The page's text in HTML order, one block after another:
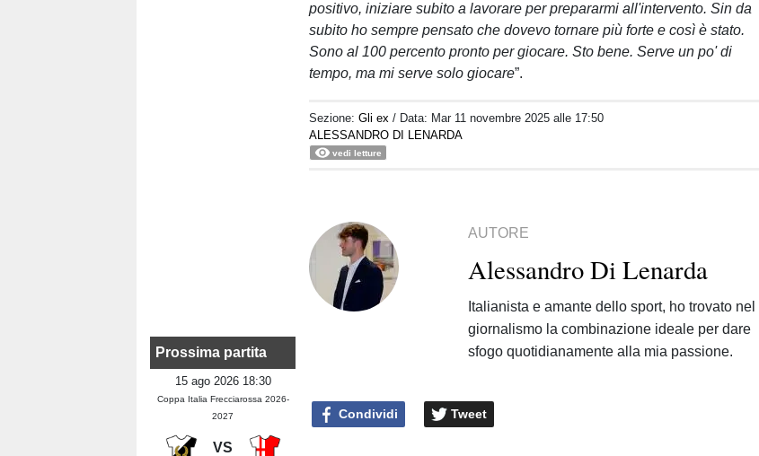
Prossima partita
15 ago 2026 18:30
Coppa Italia Frecciarossa 2026-
2027
VS
positivo, iniziare subito a lavorare per prepararmi all'intervento. Sin da
subito ho sempre pensato che dovevo tornare più forte e così è stato.
Sono al 100 percento pronto per giocare. Sto bene. Serve un po' di
tempo, ma mi serve solo giocare”.
Sezione:Gli ex / Data: Mar 11 novembre 2025 alle 17:50
ALESSANDRO DI LENARDA
vedi letture
AUTORE
Alessandro Di Lenarda
Italianista e amante dello sport, ho trovato nel
giornalismo la combinazione ideale per dare
sfogo quotidianamente alla mia passione.
Condividi Tweet